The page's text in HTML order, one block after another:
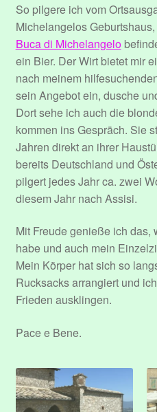
So pilgere ich vom
Michelangelos
Buca di Michelangelo
ein Bier. Der Wirt bietet mir
nach meinem
sein Angebot ein, dusche
Dort sehe ich auch die
kommen ins Gespräch. Sie
Jahren direkt an ihrer
bereits Deutschland und
pilgert jedes Jahr ca. zwei
diesem Jahr nach Assisi.
Mit Freude genieße ich das,
habe und auch mein
Mein Körper hat sich so
Rucksacks arrangiert und
Frieden ausklingen.
Pace e Bene.